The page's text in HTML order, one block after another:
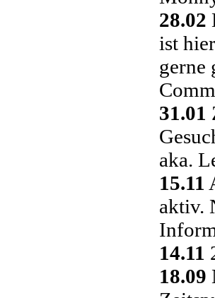
28.02
ist
gerne
31.01
aka.
15.11
aktiv.
14.11
18.09